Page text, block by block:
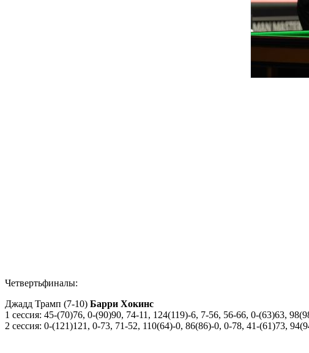
Четвертьфиналы:
Джадд Трамп (7-10) Барри Хокинс
1 сессия: 45-(70)76, 0-(90)90, 74-11, 124(119)-6, 7-56, 56-66, 0-(63)63,
2 сессия: 0-(121)121, 0-73, 71-52, 110(64)-0, 86(86)-0, 0-78, 41-(61)73,